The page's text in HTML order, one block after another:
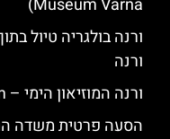
ורנה בולגריה טיול
ורנה
ורנה המוזיאון הימי – Naval Museum
הסעה פרטית משדה